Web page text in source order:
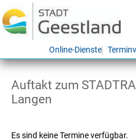
Online-Dienste
Auftakt zum
Langen
Es sind keine Termine verfügbar.